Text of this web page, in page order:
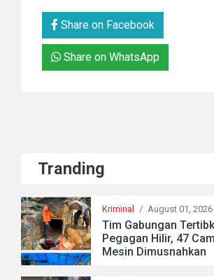
Share on Facebook
Share on WhatsApp
Tranding
Kriminal / August 01, 2026
Tim Gabungan
Pegagan Hilir, 47
Mesin Dimusnahkan